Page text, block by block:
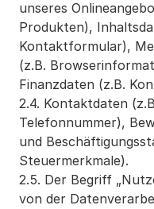
unseres
Produkten),
Kontaktformular),
(z.B.
Finanzdaten (z.B.
2.4. Kontaktdaten
Telefonnummer),
und
Steuermerkmale).
2.5. Der Begriff
von der